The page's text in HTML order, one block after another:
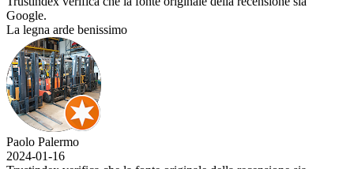
Google.
La legna arde benissimo
Paolo Palermo
2024-01-16